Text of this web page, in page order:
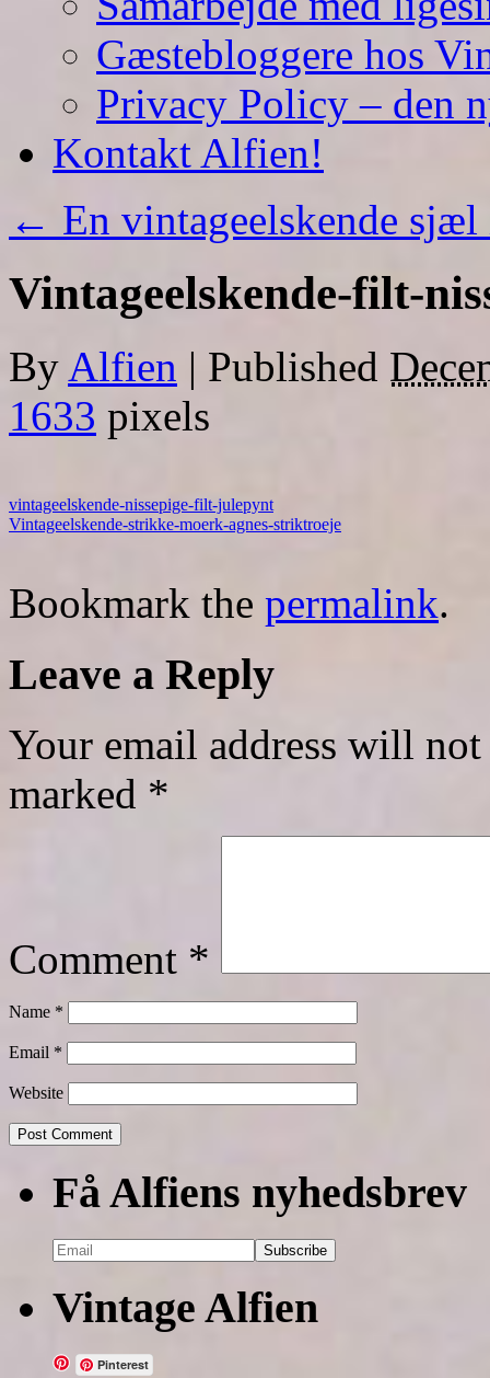
Gæstebloggere hos
Privacy Policy – den
Kontakt Alfien!
← En vintageelskende sjæl
Vintageelskende-filt-
By Alfien | Published
1633 pixels
vintageelskende-nissepige-filt-julepynt
Vintageelskende-strikke-moerk-agnes-striktroeje
Bookmark the permalink.
Leave a Reply
Your email address will
marked *
Comment *
Name *
Email *
Website
Få Alfiens nyhedsbrev
Vintage Alfien
Pinterest